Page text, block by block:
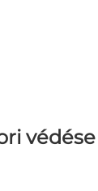
védése